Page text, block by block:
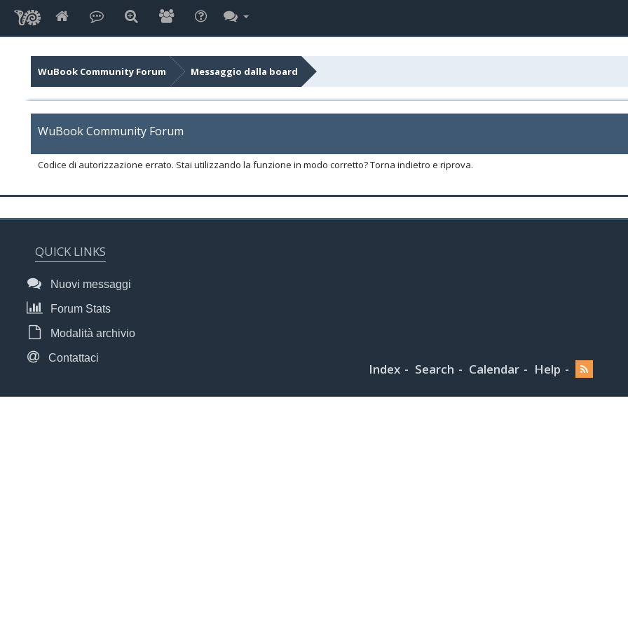
WuBook Community Forum Messaggio dalla board
WuBook Community Forum
Codice di autorizzazione errato. Stai utilizzando la funzione in modo corretto? Torna indietro e riprova.
QUICK LINKS
Nuovi messaggi
Forum Stats
Modalità archivio
Contattaci
Index Search Calendar Help